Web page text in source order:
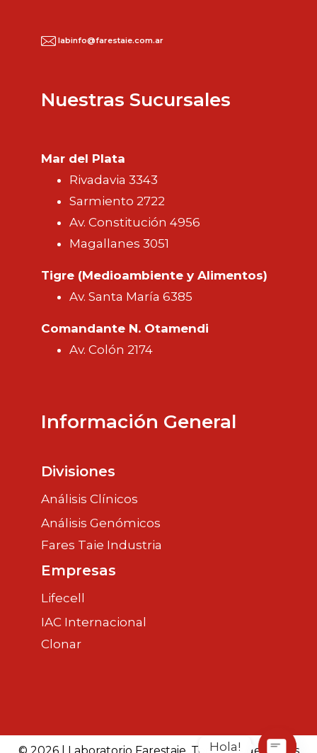
labinfo@farestaie.com.ar
Nuestras Sucursales
Mar del Plata
Rivadavia 3343
Sarmiento 2722
Av. Constitución 4956
Magallanes 3051
Tigre (Medioambiente y Alimentos)
Av. Santa María 6385
Comandante N. Otamendi
Av. Colón 2174
Información General
Divisiones
Análisis Clínicos
Análisis Genómicos
Fares Taie Industria
Empresas
Lifecell
IAC Internacional
Clonar
Hola!